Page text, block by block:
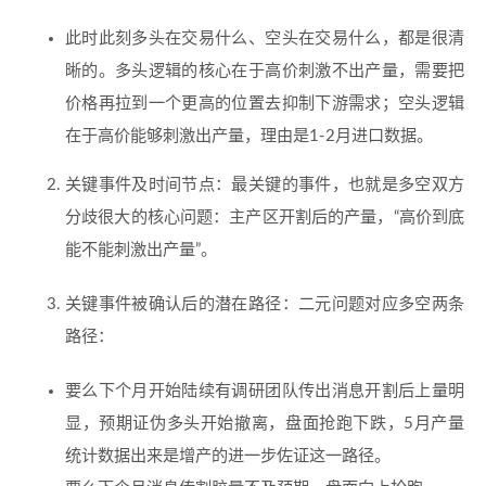
此时此刻多头在交易什么、空头在交易什么，都是很清
晰的。多头逻辑的核心在于高价刺激不出产量，需要把
价格再拉到一个更高的位置去抑制下游需求；空头逻辑
在于高价能够刺激出产量，理由是1-2月进口数据。
关键事件及时间节点：最关键的事件，也就是多空双方
分歧很大的核心问题：主产区开割后的产量，“高价到底
能不能刺激出产量”。
关键事件被确认后的潜在路径：二元问题对应多空两条
路径：
要么下个月开始陆续有调研团队传出消息开割后上量明
显，预期证伪多头开始撤离，盘面抢跑下跌，5月产量
统计数据出来是增产的进一步佐证这一路径。